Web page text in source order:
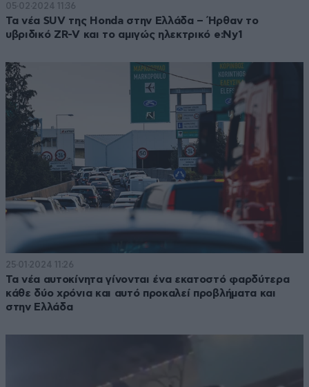
05·02·2024 11:36
Τα νέα SUV της Honda στην Ελλάδα – Ήρθαν το
υβριδικό ZR-V και το αμιγώς ηλεκτρικό e:Ny1
25·01·2024 11:26
Τα νέα αυτοκίνητα γίνονται ένα εκατοστό φαρδύτερα
κάθε δύο χρόνια και αυτό προκαλεί προβλήματα και
στην Ελλάδα